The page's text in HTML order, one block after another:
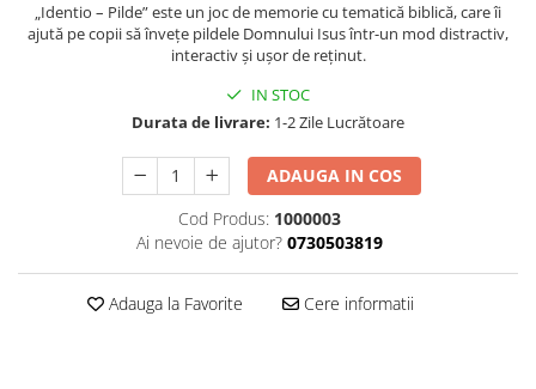
Predicare
Lucrarea cu Copiii și Tinerii
Închinare prin Muzică
Devoționale/Meditații Biblice
Romane, Nuvele și Povestiri
„Identio – Pilde” este un joc de memorie cu tematică biblică, care îi
ajută pe copii să învețe pildele Domnului Isus într-un mod distractiv,
interactiv și ușor de reținut.
IN STOC
Durata de livrare: 1-2 Zile Lucrătoare
ADAUGA IN COS
Cod Produs: 1000003
Ai nevoie de ajutor? 0730503819
Adauga la Favorite Cere informatii